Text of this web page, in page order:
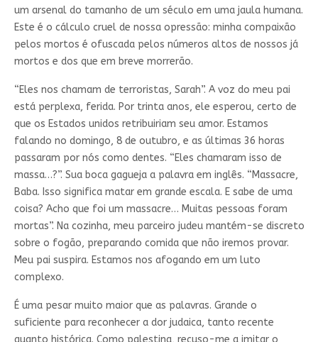
um arsenal do tamanho de um século em uma jaula humana.
Este é o cálculo cruel de nossa opressão: minha compaixão
pelos mortos é ofuscada pelos números altos de nossos já
mortos e dos que em breve morrerão.
“Eles nos chamam de terroristas, Sarah”. A voz do meu pai
está perplexa, ferida. Por trinta anos, ele esperou, certo de
que os Estados unidos retribuiriam seu amor. Estamos
falando no domingo, 8 de outubro, e as últimas 36 horas
passaram por nós como dentes. “Eles chamaram isso de
massa…?”. Sua boca gagueja a palavra em inglês. “Massacre,
Baba. Isso significa matar em grande escala. E sabe de uma
coisa? Acho que foi um massacre… Muitas pessoas foram
mortas”. Na cozinha, meu parceiro judeu mantém-se discreto
sobre o fogão, preparando comida que não iremos provar.
Meu pai suspira. Estamos nos afogando em um luto
complexo.
É uma pesar muito maior que as palavras. Grande o
suficiente para reconhecer a dor judaica, tanto recente
quanto histórica. Como palestina, recuso-me a imitar o